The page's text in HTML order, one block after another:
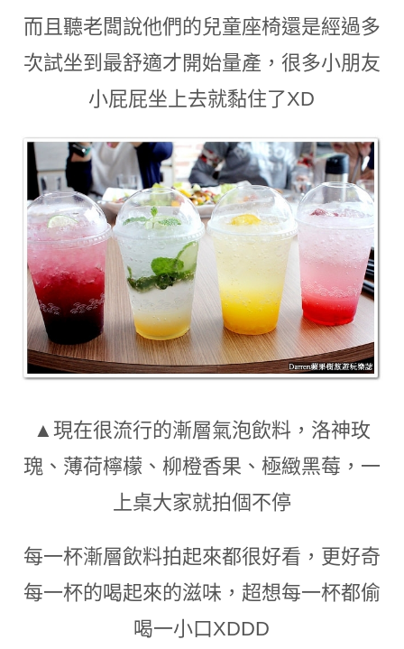
而且聽老闆說他們的兒童座椅還是經過多
次試坐到最舒適才開始量產 ， 很多小朋友
小屁屁坐上去就黏住了XD
▲現在很流行的漸層氣泡飲料 ， 洛神玫
瑰、薄荷檸檬、柳橙香果、極緻黑莓 ， 一
上桌大家就拍個不停
每一杯漸層飲料拍起來都很好看 ， 更好奇
每一杯的喝起來的滋味 ， 超想每一杯都偷
喝一小口XDDD